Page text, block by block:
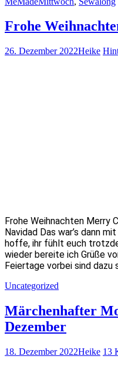
Frohe
26. Dezember 2022Heike
Frohe Weihnachten Merry
Navidad Das war’s dann
hoffe, ihr fühlt euch
wieder bereite ich Grüße
Feiertage vorbei sind dazu
Uncategorized
Märchenhafter
Dezember
18. Dezember 2022Heike 13